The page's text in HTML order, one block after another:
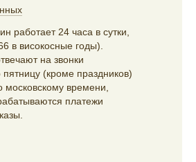
работает 24 часа в сутки,
в високосные годы).
на звонки
(кроме праздников)
московскому времени,
платежи